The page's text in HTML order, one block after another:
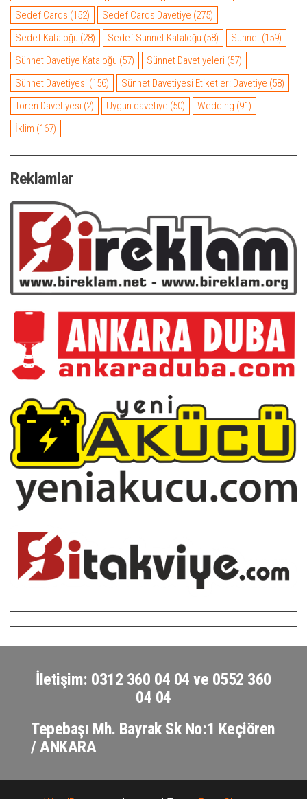
Sedef Cards (152) Sedef Cards Davetiye (275)
Sedef Kataloğu (28) Sedef Sünnet Kataloğu (58) Sünnet (159)
Sünnet Davetiye Kataloğu (57) Sünnet Davetiyeleri (57)
Sünnet Davetiyesi (156) Sünnet Davetiyesi Etiketler: Davetiye (58)
Tören Davetiyesi (2) Uygun davetiye (50) Wedding (91)
İklim (167)
Reklamlar
İletişim: 0312 360 04 04 ve 0552 360
04 04
Tepebaşı Mh. Bayrak Sk No:1 Keçiören
/ ANKARA